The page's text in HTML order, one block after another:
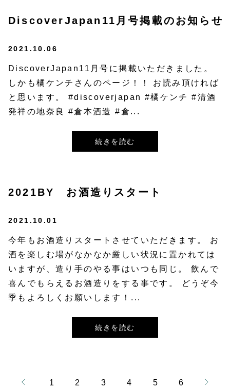
DiscoverJapan11月号掲載のお知らせ
2021.10.06
DiscoverJapan11月号に掲載いただきました。
しかも橘ケンチさんのページ！！ お読み頂ければ
と思います。 #discoverjapan #橘ケンチ #清酒
発祥の地奈良 #倉本酒造 #倉...
続きを読む
2021BY お酒造りスタート
2021.10.01
今年もお酒造りスタートさせていただきます。 お
酒を楽しむ場がなかなか厳しい状況に置かれては
いますが、造り手のやる事はいつも同じ。 飲んで
喜んでもらえるお酒造りをする事です。 どうぞ今
季もよろしくお願いします！...
続きを読む
1 2 3 4 5 6